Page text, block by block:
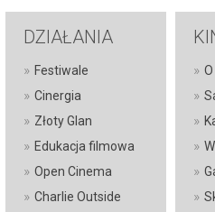
DZIAŁANIA
» Festiwale
» Cinergia
» Złoty Glan
» Edukacja filmowa
» Open Cinema
» Charlie Outside
»
»
»
»
»
»